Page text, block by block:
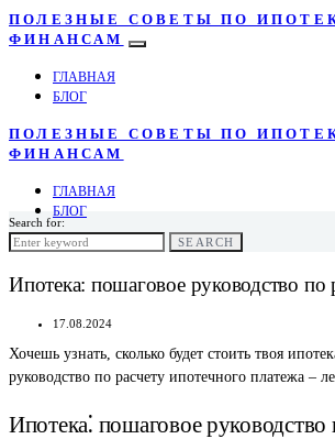
ПОЛЕЗНЫЕ СОВЕТЫ ПО
ФИНАНСАМ
ГЛАВНАЯ
БЛОГ
ПОЛЕЗНЫЕ СОВЕТЫ ПО
ФИНАНСАМ
ГЛАВНАЯ
БЛОГ
Search for:
SEARCH
Ипотека: пошаговое руководство по
17.08.2024
Хочешь узнать, сколько будет стоить твоя
руководство по расчету ипотечного платежа –
Ипотека⁚ пошаговое руководство